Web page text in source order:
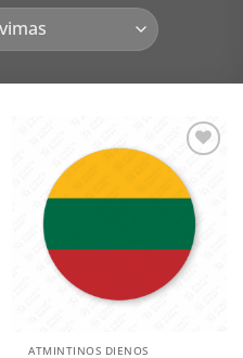
Pridėti
į norų
sąrašą
ATMINTINOS DIENOS